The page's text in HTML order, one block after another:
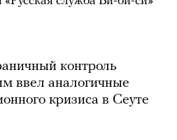
контроль
ввел аналогичные
кризиса в Сеуте